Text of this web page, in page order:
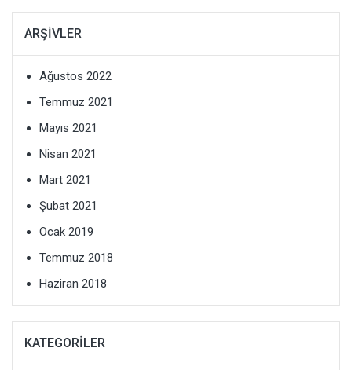
ARŞIVLER
Ağustos 2022
Temmuz 2021
Mayıs 2021
Nisan 2021
Mart 2021
Şubat 2021
Ocak 2019
Temmuz 2018
Haziran 2018
KATEGORILER